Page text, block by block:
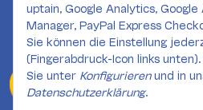
Widerrufsformular
uptain, Google Analytics, Google
Manager, PayPal Express
Sie können die Einstellung
(Fingerabdruck-Icon links
Sie unter Konfigurierenund in
Datenschutzerklärung.